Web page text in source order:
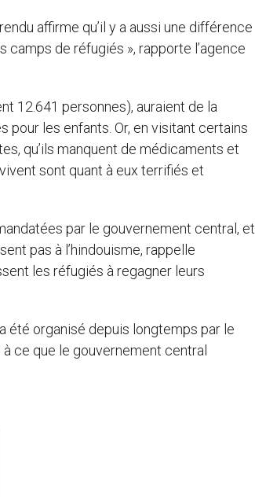
affirme qu’il y a aussi une différence
de réfugiés », rapporte l’agence
12.641 personnes), auraient de la
les enfants. Or, en visitant certains
qu’ils manquent de médicaments et
sont quant à eux terrifiés et
par le gouvernement central, et
pas à l’hindouisme, rappelle
les réfugiés à regagner leurs
été organisé depuis longtemps par le
ce que le gouvernement central